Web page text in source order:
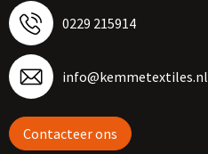
0229 215914
info@kemmetextiles.nl
Contacteer ons